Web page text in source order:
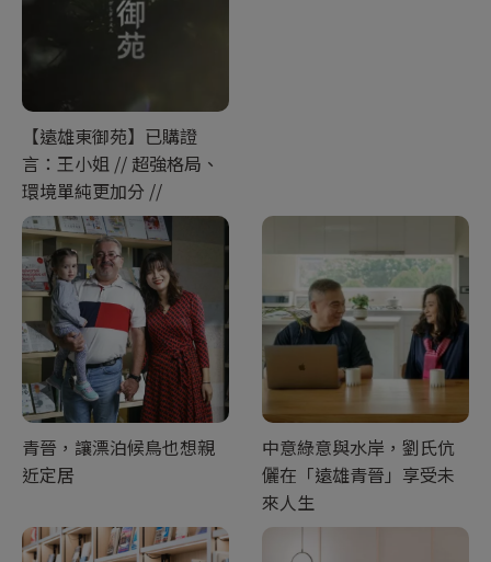
【遠雄東御苑】已購證
言：王小姐 // 超強格局、
環境單純更加分 //
青晉，讓漂泊候鳥也想親
近定居
中意綠意與水岸，劉氏伉
儷在「遠雄青晉」享受未
來人生